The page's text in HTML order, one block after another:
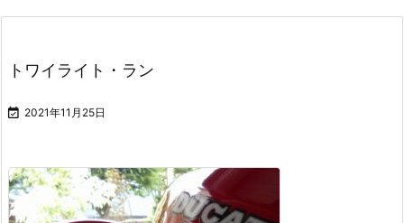
トワイライト・ラン
 2021年11月25日